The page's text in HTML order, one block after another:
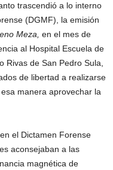
trascendió a lo interno
(DGMF), la emisión
Meza, en el mes de
al Hospital Escuela de
Rivas de San Pedro Sula,
de libertad a realizarse
manera aprovechar la
el Dictamen Forense
aconsejaban a las
magnética de